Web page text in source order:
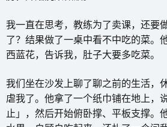
我一直在思考，教练为了卖课，还要
了？结果做了一桌中看不中吃的菜。
西蓝花，告诉我，肚子大要多吃菜。
我们坐在沙发上聊了聊之前的生活，
虐我了。他拿了一个纸巾铺在地上，
止」，然后开始俯卧撑、平板支撑。